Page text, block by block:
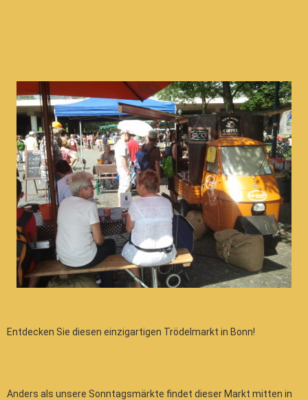
Entdecken Sie diesen einzigartigen Trödelmarkt in Bonn!
Anders als unsere Sonntagsmärkte findet dieser Markt mitten in